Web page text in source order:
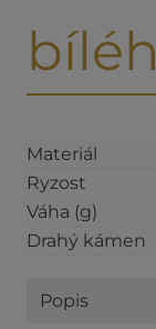
Materiál
Ryzost
Váha (g)
Drahý kámen
Popis